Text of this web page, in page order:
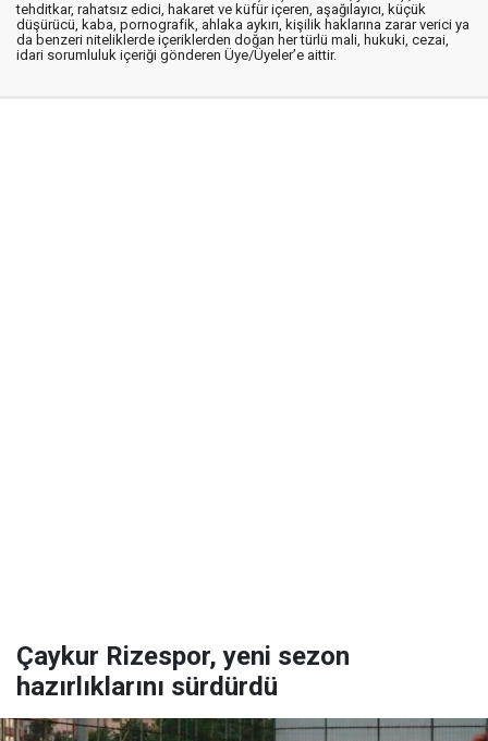
tehditkar, rahatsız edici, hakaret ve küfür içeren, aşağılayıcı, küçük
düşürücü, kaba, pornografik, ahlaka aykırı, kişilik haklarına zarar verici ya
da benzeri niteliklerde içeriklerden doğan her türlü mali, hukuki, cezai,
idari sorumluluk içeriği gönderen Üye/Üyeler’e aittir.
Çaykur Rizespor, yeni sezon
hazırlıklarını sürdürdü